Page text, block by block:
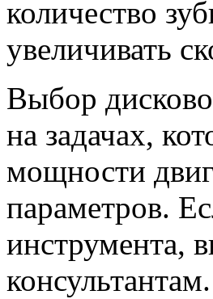
количество
увеличивать
Выбор
на задачах,
мощности
параметров.
инструмента,
консультантам.